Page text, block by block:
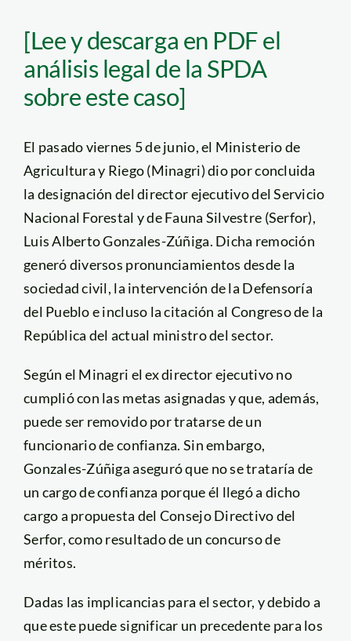
[Lee y descarga en PDF el
análisis legal de la SPDA
sobre este caso]
El pasado viernes 5 de junio, el Ministerio de
Agricultura y Riego (Minagri) dio por concluida
la designación del director ejecutivo del Servicio
Nacional Forestal y de Fauna Silvestre (Serfor),
Luis Alberto Gonzales-Zúñiga. Dicha remoción
generó diversos pronunciamientos desde la
sociedad civil, la intervención de la Defensoría
del Pueblo e incluso la citación al Congreso de la
República del actual ministro del sector.
Según el Minagri el ex director ejecutivo no
cumplió con las metas asignadas y que, además,
puede ser removido por tratarse de un
funcionario de confianza. Sin embargo,
Gonzales-Zúñiga aseguró que no se trataría de
un cargo de confianza porque él llegó a dicho
cargo a propuesta del Consejo Directivo del
Serfor, como resultado de un concurso de
méritos.
Dadas las implicancias para el sector, y debido a
que este puede significar un precedente para los